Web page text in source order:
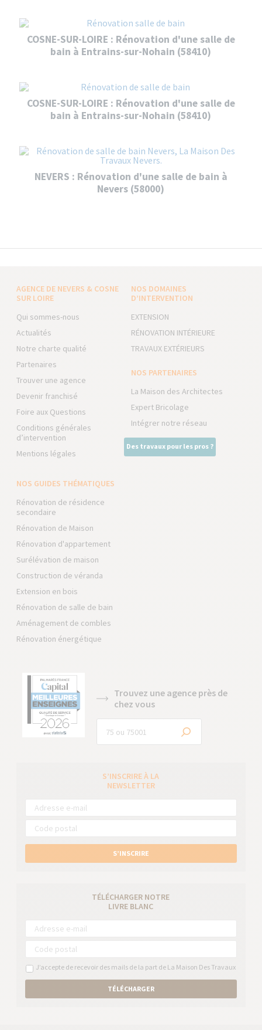
COSNE-SUR-LOIRE : Rénovation d'une salle de
bain à Entrains-sur-Nohain (58410)
COSNE-SUR-LOIRE : Rénovation d'une salle de
bain à Entrains-sur-Nohain (58410)
NEVERS : Rénovation d'une salle de bain à
Nevers (58000)
AGENCE DE NEVERS & COSNE
SUR LOIRE
Qui sommes-nous
Actualités
Notre charte qualité
Partenaires
Trouver une agence
Devenir franchisé
Foire aux Questions
Conditions générales
d’intervention
Mentions légales
NOS DOMAINES
D’INTERVENTION
EXTENSION
RÉNOVATION INTÉRIEURE
TRAVAUX EXTÉRIEURS
NOS PARTENAIRES
La Maison des Architectes
Expert Bricolage
Intégrer notre réseau
Des travaux pour les pros ?
NOS GUIDES THÉMATIQUES
Rénovation de résidence
secondaire
Rénovation de Maison
Rénovation d'appartement
Surélévation de maison
Construction de véranda
Extension en bois
Rénovation de salle de bain
Aménagement de combles
Rénovation énergétique
Trouvez une agence près de
chez vous
S’INSCRIRE À LA
NEWSLETTER
S’INSCRIRE
TÉLÉCHARGER NOTRE
LIVRE BLANC
J’accepte de recevoir des mails de la part de La Maison Des Travaux
TÉLÉCHARGER